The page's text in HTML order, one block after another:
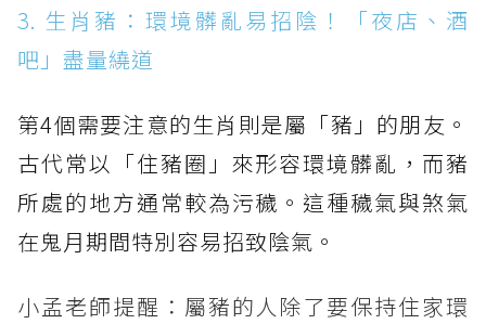
3. 生肖豬：環境髒亂易招陰！「夜店、酒
吧」盡量繞道
第4個需要注意的生肖則是屬「豬」的朋友。
古代常以「住豬圈」來形容環境髒亂，而豬
所處的地方通常較為污穢。這種穢氣與煞氣
在鬼月期間特別容易招致陰氣。
小孟老師提醒：屬豬的人除了要保持住家環